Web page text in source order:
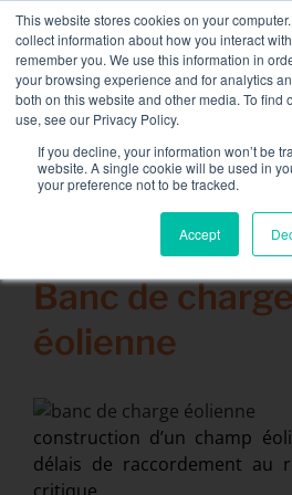
This website stores cookies on your
collect information about how you interact
remember you. We use this information in
your browsing experience and for analytics
both on this website and other media. To find
use, see our Privacy Policy.
If you decline, your information won’t be
website. A single cookie will be used in
your preference not to be tracked.
Accept
contenu
NOUVELLE FLOTTE : bancs
disponible,plus
Services associés
Secteurs et solutions
Société
Ressources
Calendrier – Events
Banc de
éolienne
construction d’un champ
délais de raccordement au
critique.